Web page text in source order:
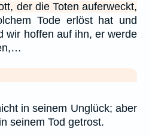
der die Toten auferweckt,
Tode erlöst hat und
wir hoffen auf ihn, er werde
in seinem Unglück; aber
seinem Tod getrost.